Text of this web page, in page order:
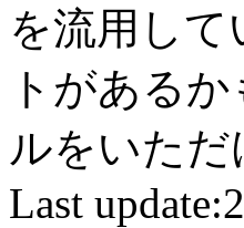
を流用し
トがある
ルをいた
Last